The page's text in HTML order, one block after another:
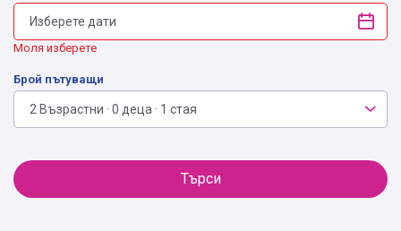
Моля изберете
Брой пътуващи
2 Възрастни · 0 деца · 1 стая
Търси